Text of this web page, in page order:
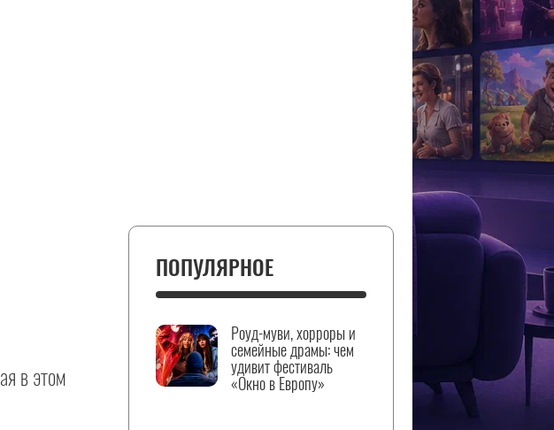
в этом
ПОПУЛЯРНОЕ
Роуд-муви, хорроры и
семейные драмы: чем
удивит фестиваль
«Окно в Европу»